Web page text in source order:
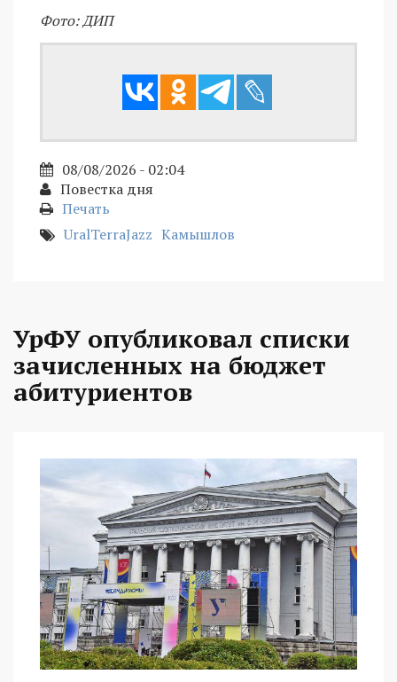
Фото: ДИП
08/08/2026 - 02:04
Повестка дня
Печать
UralTerraJazz Камышлов
УрФУ опубликовал списки
зачисленных на бюджет
абитуриентов